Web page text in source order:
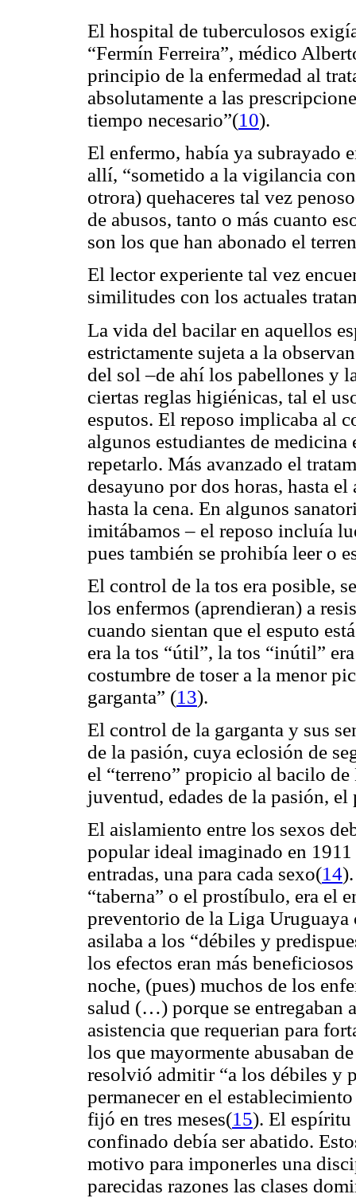
El hospital de tuberculosos
“Fermín Ferreira”, médico
principio de la enfermedad al
absolutamente a las
tiempo necesario”(10).
El enfermo, había ya subrayado
allí, “sometido a la vigilancia
otrora) quehaceres tal vez
de abusos, tanto o más cuanto
son los que han abonado el
El lector experiente tal vez
similitudes con los actuales
La vida del bacilar en aquellos
estrictamente sujeta a la
del sol –de ahí los pabellones y
ciertas reglas higiénicas, tal el
esputos. El reposo implicaba al
algunos estudiantes de medicina
repetarlo. Más avanzado el
desayuno por dos horas, hasta
hasta la cena. En algunos
imitábamos – el reposo incluía
pues también se prohibía leer o
El control de la tos era posible,
los enfermos (aprendieran) a
cuando sientan que el esputo
era la tos “útil”, la tos “inútil”
costumbre de toser a la menor
garganta” (13).
El control de la garganta y sus
de la pasión, cuya eclosión de
el “terreno” propicio al bacilo
juventud, edades de la pasión,
El aislamiento entre los sexos
popular ideal imaginado en
entradas, una para cada sexo(14
“taberna” o el prostíbulo, era el
preventorio de la Liga
asilaba a los “débiles y
los efectos eran más
noche, (pues) muchos de los
salud (…) porque se entregaban
asistencia que requerian para
los que mayormente abusaban
resolvió admitir “a los débiles y
permanecer en el
fijó en tres meses(15). El espíritu
confinado debía ser abatido.
motivo para imponerles una
parecidas razones las clases